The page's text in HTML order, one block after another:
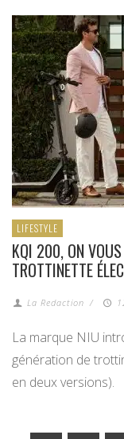
LIFESTYLE
KQI 200, ON VOUS
TROTTINETTE
La Redaction /
La marque NIU
génération de
en deux versions).